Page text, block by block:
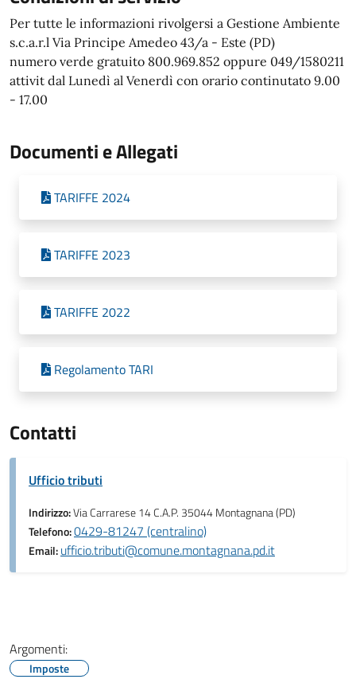
Per tutte le informazioni rivolgersi a Gestione Ambiente
s.c.a.r.l Via Principe Amedeo 43/a - Este (PD)
numero verde gratuito 800.969.852 oppure 049/1580211
attivit dal Lunedì al Venerdì con orario continutato 9.00
- 17.00
Documenti e Allegati
TARIFFE 2024
TARIFFE 2023
TARIFFE 2022
Regolamento TARI
Contatti
Ufficio tributi
Indirizzo:Via Carrarese 14 C.A.P. 35044 Montagnana (PD)
Telefono:0429-81247 (centralino)
Email:ufficio.tributi@comune.montagnana.pd.it
Argomenti:
Imposte